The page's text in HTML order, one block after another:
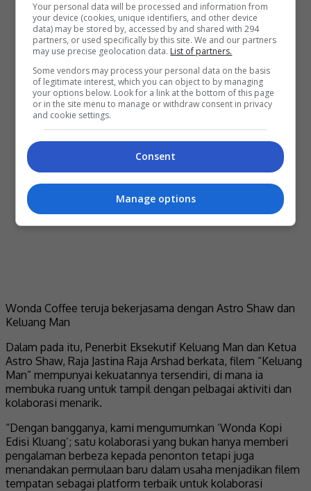
Wonda Coffee teruja bekerjasama dengan Astro Shaw dan
Keluang Man
Dalam pada itu, Penerbit Eksekutif Keluang Man dan Ketua
Astro Shaw, Raja Jastina Raja Arshad berkata, filem “Keluang
Man” mempunyai kekuatannya tersendiri, di mana ia
membuka ruang untuk tampil dengan pelbagai aktiviti dan
kolaborasi menarik.
“Dengan bangganya, kami mengumumkan ‘Wonda Kopi
Edisi Kluang’; satu kolaborasi yang bukan hanya memberi
pengalaman berbeza kepada penonton tetapi juga
menandakan permulaan baru dalam usaha menjadikan filem
tempatan sebagai platform terbaik untuk kolaborasi
Your personal data will be processed and information from
your device (cookies, unique identifiers, and other device
data) may be stored by, accessed by and shared with 294
partners, or used specifically by this site. We and our partners
may use precise geolocation data. List of partners.
Some vendors may process your personal data on the basis
of legitimate interest, which you can object to by managing
your options below. Look for a link at the bottom of this page
or in the site menu to manage or withdraw consent in privacy
and cookie settings.
Consent
Manage options